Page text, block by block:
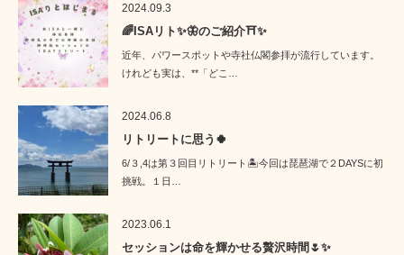
2024.09.3
🌈ISAリト✨🦋のご紹介⛩️✨
近年、パワースポットや寺社仏閣参拝が流行しています。
けれども実は、**「どこ…
2024.06.8
リトリートに思う🍀
6/３,4は第３回目リトリート🏝️今回は琵琶湖で２DAYSに初
挑戦。１日…
2023.06.1
セッションは命を輝かせる贅沢時間🌷✨